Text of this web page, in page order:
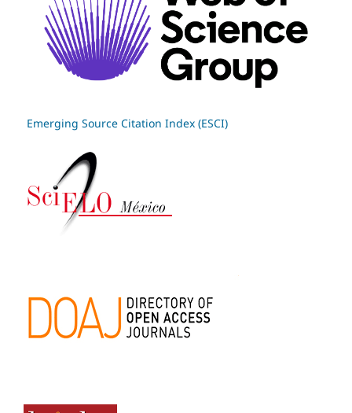
Emerging Source Citation Index (ESCI)